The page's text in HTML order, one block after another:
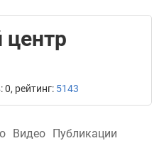
0, рейтинг: 5143
Видео Публикации